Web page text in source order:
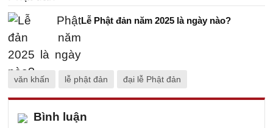
Lễ Phật đản năm 2025 là ngày nào?
văn khấn lễ phật đản đại lễ Phật đản
Bình luận